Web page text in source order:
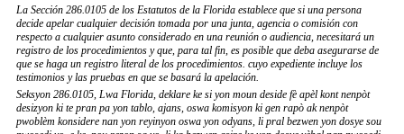
La Sección 286.0105 de los Estatutos de la Florida establece que si una persona
decide apelar cualquier decisión tomada por una junta, agencia o comisión con
respecto a cualquier asunto considerado en una reunión o audiencia, necesitará un
registro de los procedimientos y que, para tal fin, es posible que deba asegurarse de
que se haga un registro literal de los procedimientos. cuyo expediente incluye los
testimonios y las pruebas en que se basará la apelación.
Seksyon 286.0105, Lwa Florida, deklare ke si yon moun deside fè apèl kont nenpòt
desizyon ki te pran pa yon tablo, ajans, oswa komisyon ki gen rapò ak nenpòt
pwoblèm konsidere nan yon reyinyon oswa yon odyans, li pral bezwen yon dosye sou